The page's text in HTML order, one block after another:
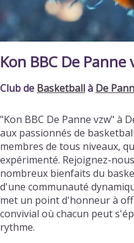
Kon BBC De Panne
Club de Basketballà De
"Kon BBC De Panne vzw" à
aux passionnés de
membres de tous niveaux,
expérimenté. Rejoignez-
nombreux bienfaits du
d'une communauté
met un point d'honneur à
convivial où chacun peut
rythme.